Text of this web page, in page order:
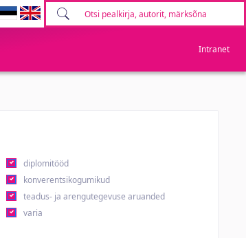
Intranet
diplomitööd
konverentsikogumikud
teadus- ja arengutegevuse aruanded
varia